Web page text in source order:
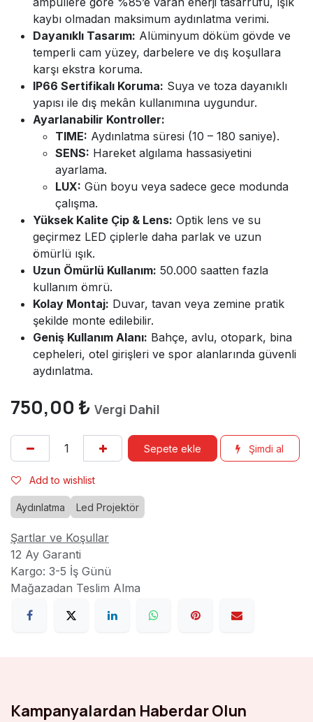
kaybı olmadan maksimum aydınlatma verimi.
Dayanıklı Tasarım: Alüminyum döküm gövde ve
temperli cam yüzey, darbelere ve dış koşullara
karşı ekstra koruma.
IP66 Sertifikalı Koruma: Suya ve toza dayanıklı
yapısı ile dış mekân kullanımına uygundur.
Ayarlanabilir Kontroller:
TIME: Aydınlatma süresi (10 – 180 saniye).
SENS: Hareket algılama hassasiyetini
ayarlama.
LUX: Gün boyu veya sadece gece modunda
çalışma.
Yüksek Kalite Çip & Lens: Optik lens ve su
geçirmez LED çiplerle daha parlak ve uzun
ömürlü ışık.
Uzun Ömürlü Kullanım: 50.000 saatten fazla
kullanım ömrü.
Kolay Montaj: Duvar, tavan veya zemine pratik
şekilde monte edilebilir.
Geniş Kullanım Alanı: Bahçe, avlu, otopark, bina
cepheleri, otel girişleri ve spor alanlarında güvenli
aydınlatma.
750,00 ₺ Vergi Dahil
Sepete ekle Şimdi al
Add to wishlist
Aydınlatma Led Projektör
Şartlar ve Koşullar
12 Ay Garanti
Kargo: 3-5 İş Günü
Mağazadan Teslim Alma
Kampanyalardan Haberdar Olun